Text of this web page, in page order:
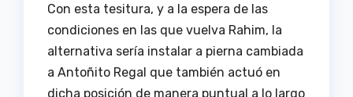
Con esta tesitura, y a la espera de las
condiciones en las que vuelva Rahim, la
alternativa sería instalar a pierna cambiada
a Antoñito Regal que también actuó en
dicha posición de manera puntual a lo largo